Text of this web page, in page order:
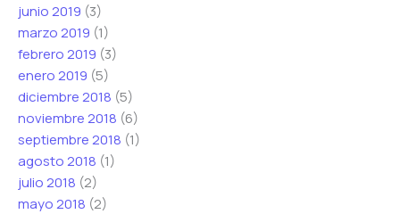
junio 2019 (3)
marzo 2019 (1)
febrero 2019 (3)
enero 2019 (5)
diciembre 2018 (5)
noviembre 2018 (6)
septiembre 2018 (1)
agosto 2018 (1)
julio 2018 (2)
mayo 2018 (2)